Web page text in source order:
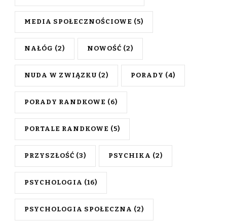
MEDIA SPOŁECZNOŚCIOWE (5)
NAŁÓG (2) NOWOŚĆ (2)
NUDA W ZWIĄZKU (2) PORADY (4)
PORADY RANDKOWE (6)
PORTALE RANDKOWE (5)
PRZYSZŁOŚĆ (3) PSYCHIKA (2)
PSYCHOLOGIA (16)
PSYCHOLOGIA SPOŁECZNA (2)